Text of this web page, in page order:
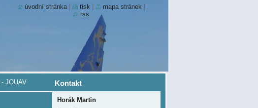
- JOUAV Kontakt
Horák Martin
úvodní stránka tisk mapa stránek
rss